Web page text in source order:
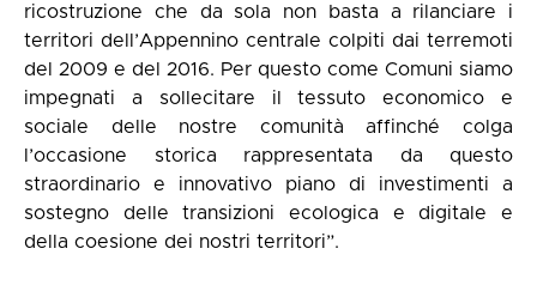
ricostruzione che da sola non basta a rilanciare i
territori dell’Appennino centrale colpiti dai terremoti
del 2009 e del 2016. Per questo come Comuni siamo
impegnati a sollecitare il tessuto economico e
sociale delle nostre comunità affinché colga
l’occasione storica rappresentata da questo
straordinario e innovativo piano di investimenti a
sostegno delle transizioni ecologica e digitale e
della coesione dei nostri territori”.